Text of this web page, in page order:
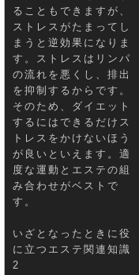
ることもできますが、
ストレスがたまってし
まうと逆効果になりま
す。ストレスはリンパ
の流れを悪くし、排出
を抑制するからです。
そのため、ダイエット
するにはできるだけス
トレスをかけないほう
が良いといえます。適
度な運動とエステの組
み合わせがベストで
す。
いざとなったときに役
に立つエステ関連知識
2